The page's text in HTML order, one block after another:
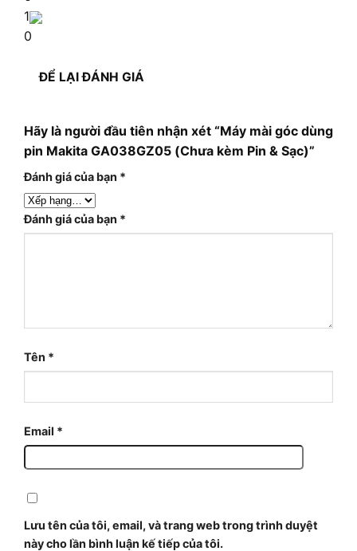
1
0
ĐỂ LẠI ĐÁNH GIÁ
Hãy là người đầu tiên nhận xét “Máy mài góc dùng
pin Makita GA038GZ05 (Chưa kèm Pin & Sạc)”
Đánh giá của bạn *
Đánh giá của bạn *
Tên *
Email *
Lưu tên của tôi, email, và trang web trong trình duyệt
này cho lần bình luận kế tiếp của tôi.